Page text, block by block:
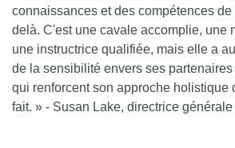
connaissances et des compétences
delà. C'est une cavale accomplie, une
une instructrice qualifiée, mais elle a
de la sensibilité envers ses
qui renforcent son approche holistique
fait. » - Susan Lake, directrice